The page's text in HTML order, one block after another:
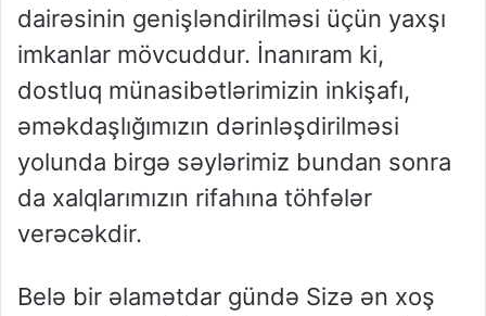
dairəsinin genişləndirilməsi üçün yaxşı
imkanlar mövcuddur. İnanıram ki,
dostluq münasibətlərimizin inkişafı,
əməkdaşlığımızın dərinləşdirilməsi
yolunda birgə səylərimiz bundan sonra
da xalqlarımızın rifahına töhfələr
verəcəkdir.
Belə bir əlamətdar gündə Sizə ən xoş